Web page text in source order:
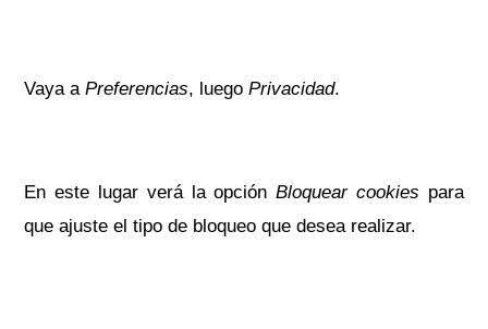
Vaya aPreferencias, luegoPrivacidad.
En este lugar verá la opciónBloquear cookies para
que ajuste el tipo de bloqueo que desea realizar.